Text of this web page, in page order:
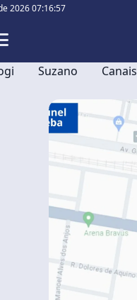
2026 07:16:57
Suzano Canais